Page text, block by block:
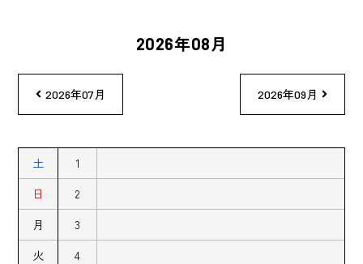
2026年07月
2026年08月
2026年09月
土
1
日
2
月
3
火
4